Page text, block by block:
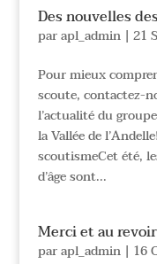
Des nouvelles
parapl_admin| 21
Pour mieux
scoute, contactez-
l’actualité du
la Vallée de
scoutismeCet été,
d’âge sont...
Merci et au
parapl_admin| 16